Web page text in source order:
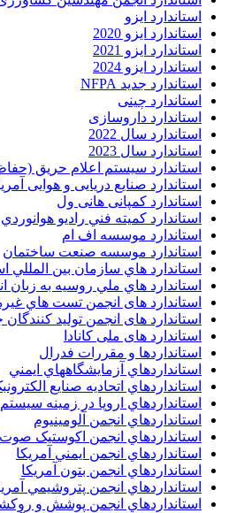
استاندارد ایزو
استاندارد ایزو 2020
استاندارد ایزو 2021
استاندارد ایزو 2024
استاندارد جدید NFPA
استاندارد چینی
استاندارد داروسازی
استاندارد سال 2022
استاندارد سال 2023
استاندارد سیستم اعلام حریق
استاندارد صنایع دریایی و هوایی
استاندارد کمپانی هانی ول
استاندارد کميته فني راديو هوانوردي
استاندارد موسسه اف ام
استاندارد موسسه صنعت ساختمان
استاندارد هاي سازمان بين المللي
استاندارد هاي ملي روسيه به زبان
استاندارد های انجمن تست هاي
استاندارد های انجمن توليد
استاندارد های ملی کانادا
استانداردها و مقررات فدرال
استانداردهاي آزمايشگاههاي ايمني
استانداردهاي اتحاديه صنايع
استانداردهاي اروپا در زمينه
استانداردهاي انجمن آلومينيوم
استانداردهاي انجمن اکوستيک صوت
استانداردهاي انجمن ايمني آمريکا
استانداردهاي انجمن بتون آمريکا
استانداردهاي انجمن پتروشيمي
استانداردهاي انجمن پوشش و